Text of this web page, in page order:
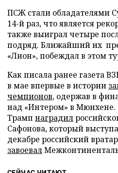
ПСЖ стали обладателями
14-й раз, что является
также выиграл четыре
подряд. Ближайший их
«Лион», побеждал в этом
Как писала ранее газета
в мае впервые в истории
чемпионов, одержав в
над «Интером» в Мюнхене.
Трамп наградил
Сафонова, который
декабре российский
завоевал